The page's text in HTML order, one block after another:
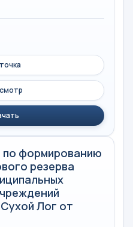
по формированию
резерва
Лог от